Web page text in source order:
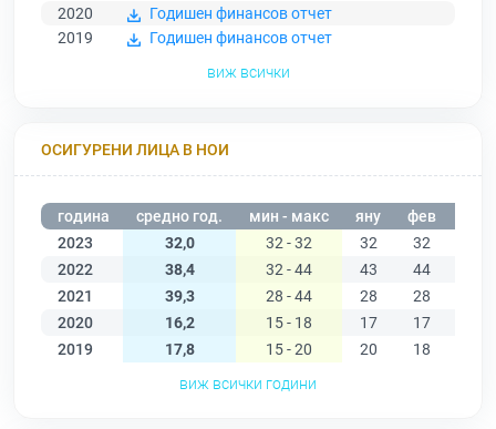
2020
Годишен финансов отчет
2019
Годишен финансов отчет
виж всички
ОСИГУРЕНИ ЛИЦА В НОИ
година средно год. мин - макс яну фев
2023
32,0 32 - 32 32 32
2022
38,4 32 - 44 43 44
2021
39,3 28 - 44 28 28
2020
16,2 15 - 18 17 17
2019
17,8 15 - 20 20 18
виж всички години